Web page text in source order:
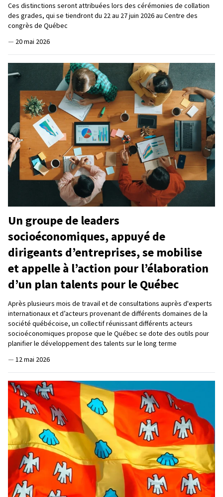
Ces distinctions seront attribuées lors des cérémonies de collation
des grades, qui se tiendront du 22 au 27 juin 2026 au Centre des
congrès de Québec
— 20 mai 2026
Un groupe de leaders
socioéconomiques, appuyé de
dirigeants d’entreprises, se mobilise
et appelle à l’action pour l’élaboration
d’un plan talents pour le Québec
Après plusieurs mois de travail et de consultations auprès d'experts
internationaux et d’acteurs provenant de différents domaines de la
société québécoise, un collectif réunissant différents acteurs
socioéconomiques propose que le Québec se dote des outils pour
planifier le développement des talents sur le long terme
— 12 mai 2026